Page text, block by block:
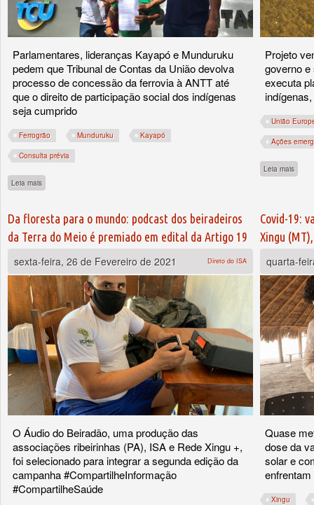
Parlamentares, lideranças Kayapó e Munduruku
pedem que Tribunal de Contas da União devolva
processo de concessão da ferrovia à ANTT até
que o direito de participação social dos indígenas
seja cumprido
Ferrogrão Munduruku Kayapó
Consulta prévia
Leia mais
Projeto
governo e
executa
União
Ações
Leia mais
Da floresta para o mundo: podcast dos beiradeiros
da Terra do Meio é premiado em edital da Artigo 19
sexta-feira, 26 de Fevereiro de 2021
Direto do ISA
O Áudio do Beiradão, uma produção das
associações ribeirinhas (PA), ISA e Rede Xingu +,
foi selecionado para integrar a segunda edição da
campanha #CompartilheInformação
#CompartilheSaúde
Covid-19:
Xingu
quarta-
Quase
dose da
solar e
Xingu